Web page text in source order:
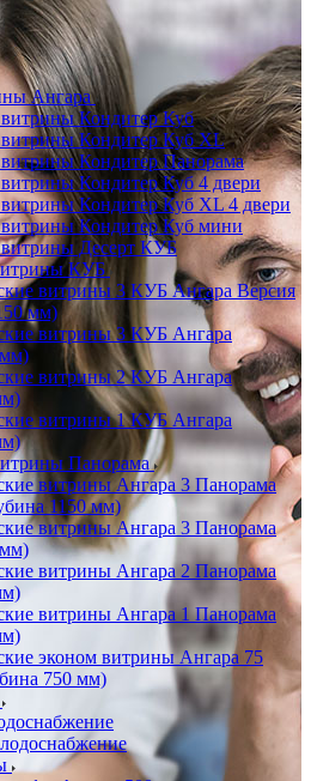
Ангара
Кондитер Куб
витрины Кондитер Куб XL
Кондитер Панорама
Кондитер Куб 4 двери
Кондитер Куб XL 4 двери
Кондитер Куб мини
витрины Десерт КУБ
КУБ
витрины 3 КУБ Ангара Версия
мм)
витрины 3 КУБ Ангара
витрины 2 КУБ Ангара
витрины 1 КУБ Ангара
Панорама
витрины Ангара 3 Панорама
1150 мм)
витрины Ангара 3 Панорама
витрины Ангара 2 Панорама
витрины Ангара 1 Панорама
эконом витрины Ангара 75
750 мм)